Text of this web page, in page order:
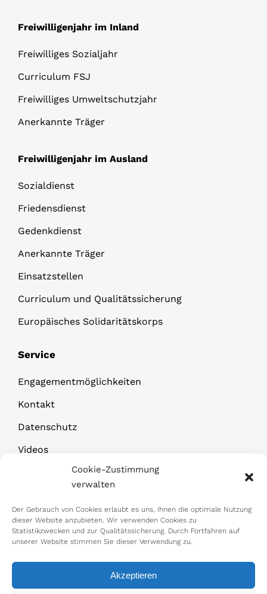
Cookie-Zustimmung
verwalten
Der Gebrauch von Cookies erlaubt es uns, Ihnen die optimale Nutzung
dieser Website anzubieten. Wir verwenden Cookies zu
Statistikzwecken und zur Qualitätssicherung. Durch Fortfahren auf
unserer Website stimmen Sie dieser Verwendung zu.
Akzeptieren
Freiwilligenjahr im Inland
Freiwilliges Sozialjahr
Curriculum FSJ
Freiwilliges Umweltschutzjahr
Anerkannte Träger
Freiwilligenjahr im Ausland
Sozialdienst
Friedensdienst
Gedenkdienst
Anerkannte Träger
Einsatzstellen
Curriculum und Qualitätssicherung
Europäisches Solidaritätskorps
Service
Engagementmöglichkeiten
Kontakt
Datenschutz
Videos